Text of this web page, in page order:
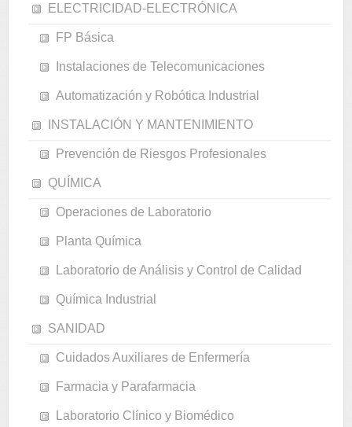
ELECTRICIDAD-ELECTRÓNICA
FP Básica
Instalaciones de Telecomunicaciones
Automatización y Robótica Industrial
INSTALACIÓN Y MANTENIMIENTO
Prevención de Riesgos Profesionales
QUÍMICA
Operaciones de Laboratorio
Planta Química
Laboratorio de Análisis y Control de Calidad
Química Industrial
SANIDAD
Cuidados Auxiliares de Enfermería
Farmacia y Parafarmacia
Laboratorio Clínico y Biomédico